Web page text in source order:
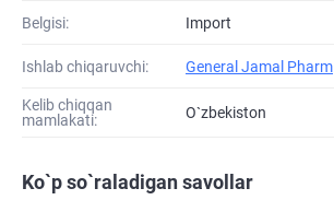
Belgisi: Import
Ishlab chiqaruvchi: General Jamal Pharm
Kelib chiqqan
mamlakati:
O`zbekiston
Ko`p so`raladigan savollar